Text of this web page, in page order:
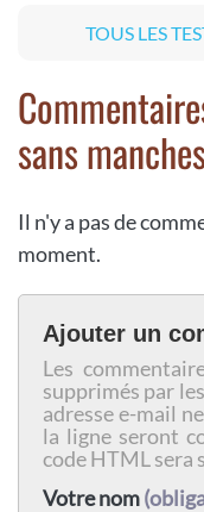
TOUS LES
sans
Il n'y a pas de
moment.
Ajouter un
Les
supprimés par
adresse e-mail
la ligne seront
code HTML sera
Votre nom